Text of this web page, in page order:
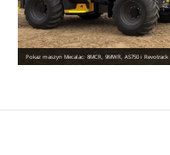
Pokaz maszyn Mecalac: 8MCR, 9MWR, AS750 i